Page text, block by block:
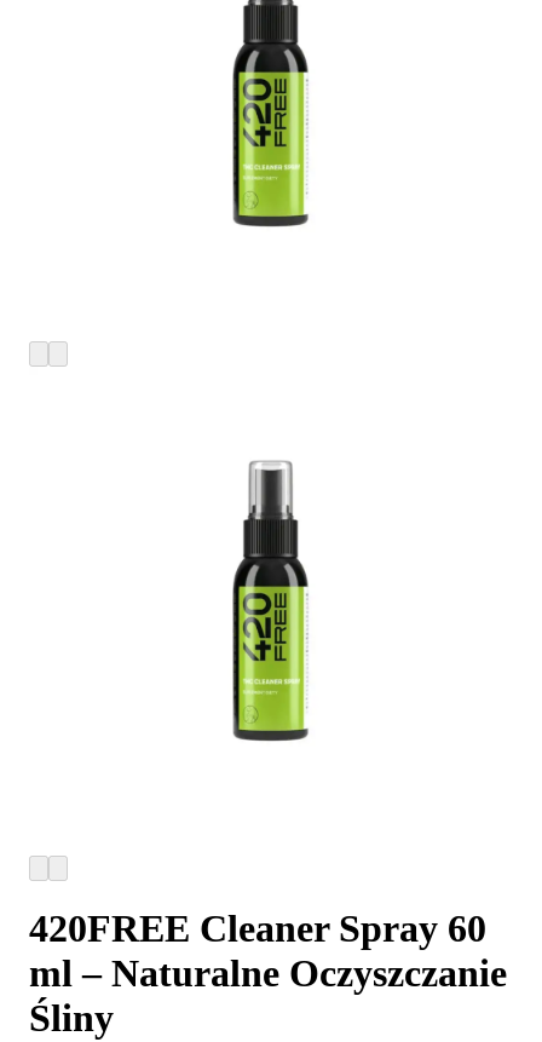
420FREE Cleaner Spray 60
ml – Naturalne Oczyszczanie
Śliny